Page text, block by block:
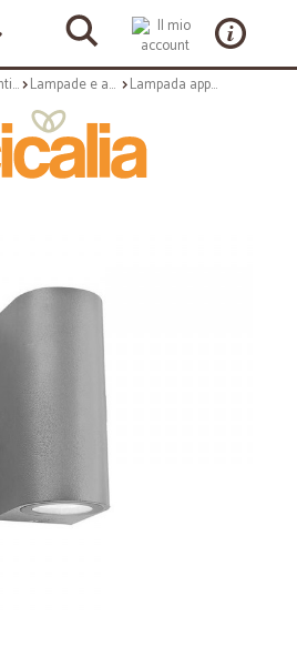
Complementi arredo Lampade e applique Lampada applique per esterni tiziano - colore silver - 2xgu10 - 150x92x68mm